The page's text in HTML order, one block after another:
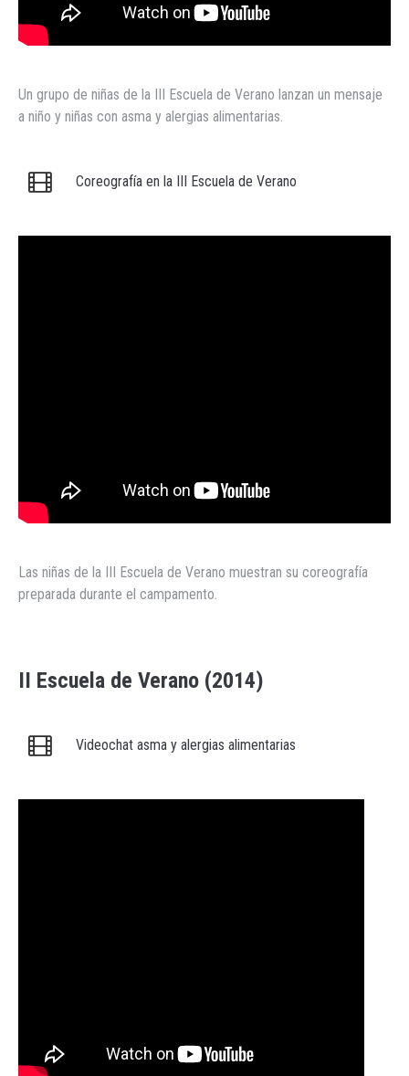
Un grupo de niñas de la III Escuela de Verano lanzan un mensaje
a niño y niñas con asma y alergias alimentarias.
Coreografía en la III Escuela de Verano
Las niñas de la III Escuela de Verano muestran su coreografía
preparada durante el campamento.
II Escuela de Verano (2014)
Videochat asma y alergias alimentarias